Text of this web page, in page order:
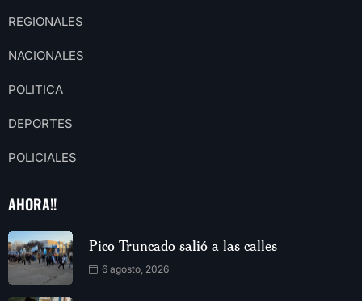
REGIONALES
NACIONALES
POLITICA
DEPORTES
POLICIALES
AHORA!!
Pico Truncado salió a las calles
6 agosto, 2026